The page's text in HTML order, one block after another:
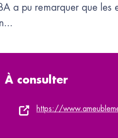
a pu remarquer que les
À consulter
https://